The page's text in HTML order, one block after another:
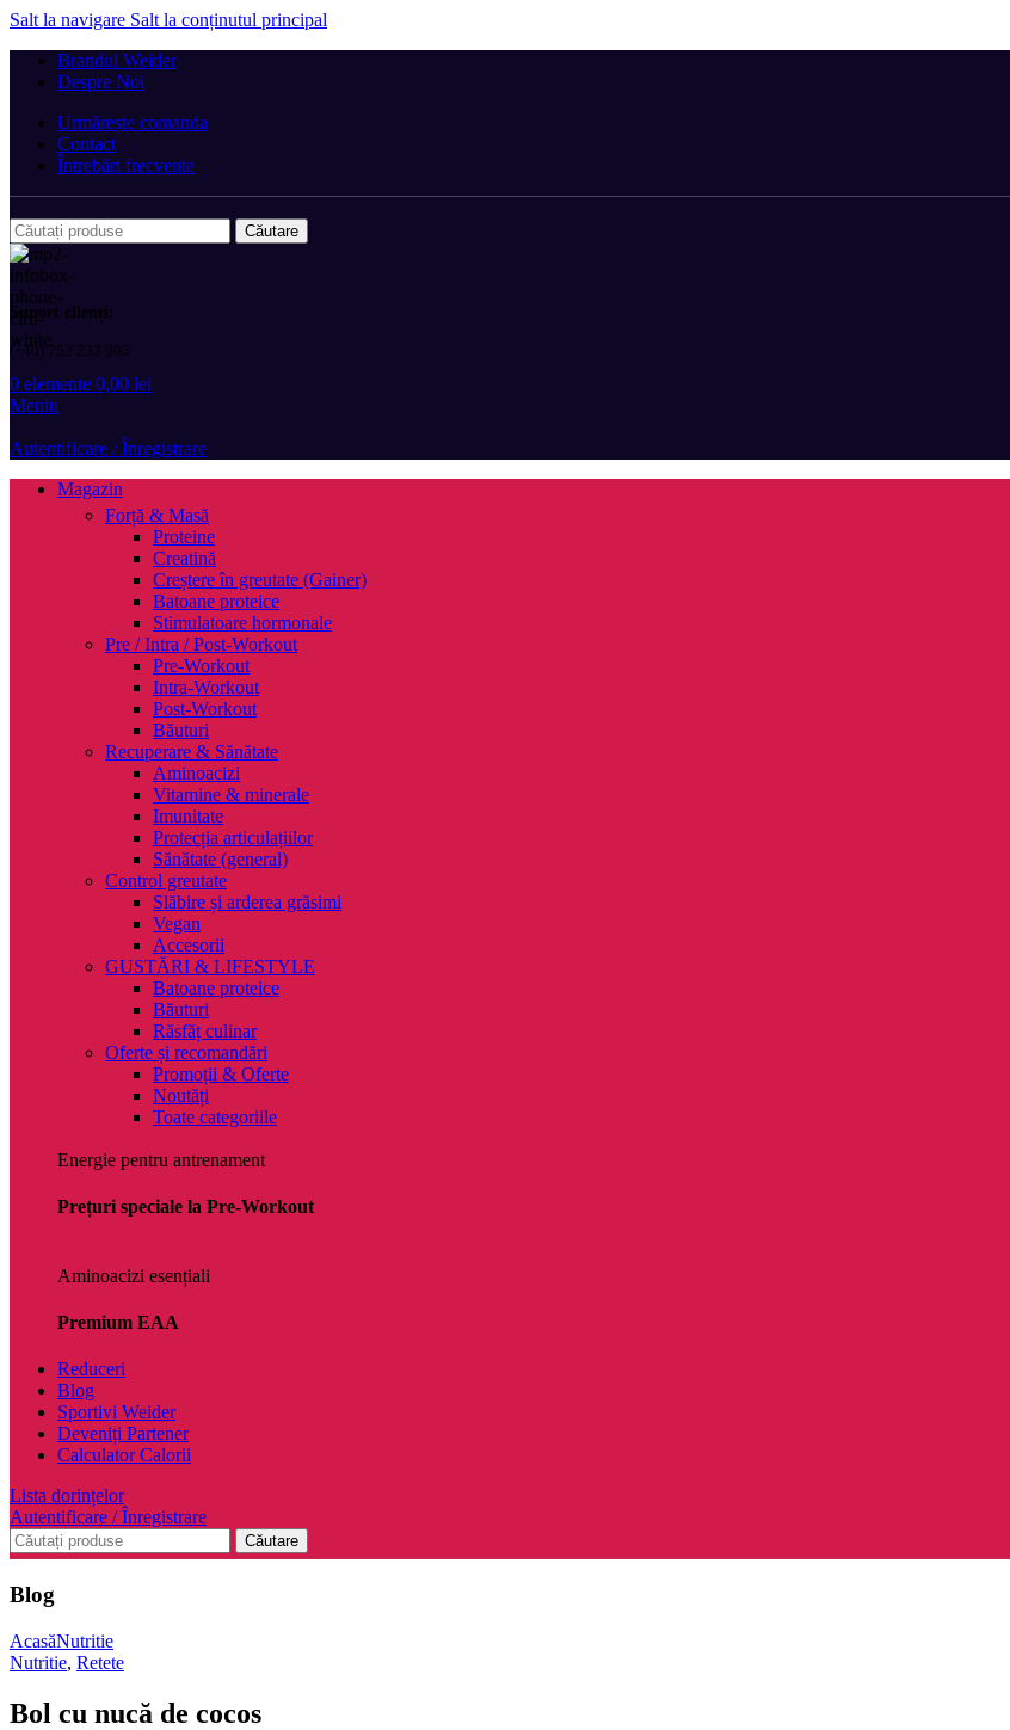
Salt la navigare Salt la conținutul principal
Brandul Weider
Despre Noi
Urmărește comanda
Contact
Întrebări frecvente
Căutare
Suport clienți:
(+40) 752 233 905
0 elemente 0,00 lei
Meniu
Autentificare / Înregistrare
Magazin
Forță & Masă
Proteine
Creatină
Creștere în greutate (Gainer)
Batoane proteice
Stimulatoare hormonale
Pre / Intra / Post-Workout
Pre-Workout
Intra-Workout
Post-Workout
Băuturi
Recuperare & Sănătate
Aminoacizi
Vitamine & minerale
Imunitate
Protecția articulațiilor
Sănătate (general)
Control greutate
Slăbire și arderea grăsimi
Vegan
Accesorii
GUSTĂRI & LIFESTYLE
Batoane proteice
Băuturi
Răsfăț culinar
Oferte și recomandări
Promoții & Oferte
Noutăți
Toate categoriile
Energie pentru antrenament
Prețuri speciale la Pre-Workout
Aminoacizi esențiali
Premium EAA
Reduceri
Blog
Sportivi Weider
Deveniți Partener
Calculator Calorii
Lista dorințelor
Autentificare / Înregistrare
Căutare
Blog
AcasăNutritie
Nutritie, Retete
Bol cu nucă de cocos